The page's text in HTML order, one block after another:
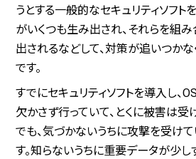
うとする一般的なセキュリティソフト
がいくつも生み出され、それらを組
出されるなどして、対策が追いつか
です。
すでにセキュリティソフトを導入し、
欠かさず行っていて、とくに被害は
でも、気づかないうちに攻撃を受け
す。知らないうちに重要データが少